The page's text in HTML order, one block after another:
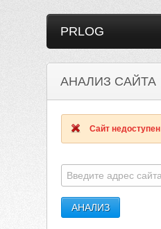
PRLOG
АНАЛИЗ САЙТА
Сайт недоступен